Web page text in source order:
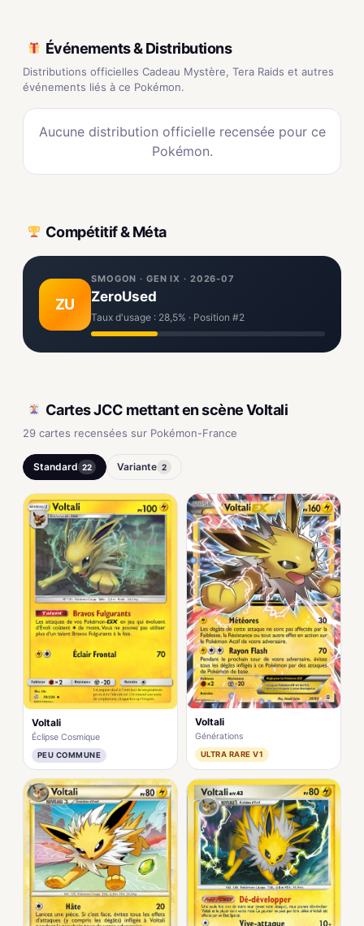
Événements & Distributions
Distributions officielles Cadeau Mystère, Tera Raids et autres
événements liés à ce Pokémon.
Aucune distribution officielle recensée pour ce
Pokémon.
Compétitif & Méta
ZU
SMOGON · GEN IX · 2026-07
ZeroUsed
Taux d'usage : 28,5% · Position #2
Cartes JCC mettant en scène Voltali
29 cartes recensées sur Pokémon-France
Standard 22 Variante 2
Voltali
Éclipse Cosmique
PEU COMMUNE
Voltali
Générations
ULTRA RARE V1